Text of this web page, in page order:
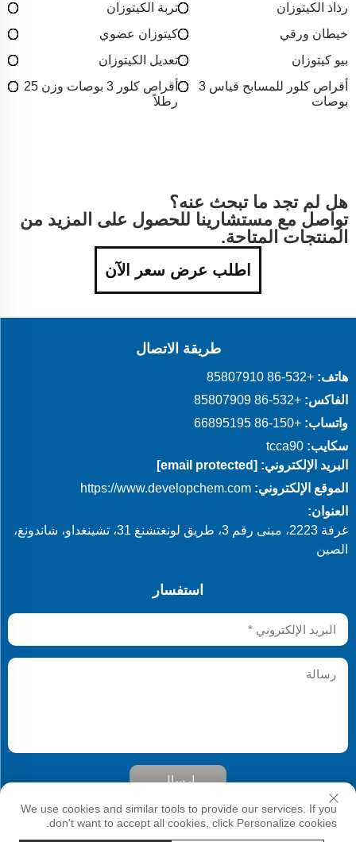
رذاذ الكيتوزان
تربة الكيتوزان
خيطان ورقي
كيتوزان عضوي
بيو كيتوزان
تعديل الكيتوزان
أقراص كلور للمسابح قياس 3
بوصات
أقراص كلور 3 بوصات وزن 25
رطلاً
هل لم تجد ما تبحث عنه؟
تواصل مع مستشارينا للحصول على المزيد من
المنتجات المتاحة.
اطلب عرض سعر الآن
طريقة الاتصال
هاتف: +86-532 85807910
الفاكس: +86-532 85807909
واتساب: +86-150 66895195
سكايب: tcca90
البريد الإلكتروني: [email protected]
الموقع الإلكتروني: https://www.developchem.com
العنوان:
غرفة 2223، مبنى رقم 3، طريق لونغتشنغ 31، تشينغداو، شاندونغ،
الصين
استفسار
إرسال
حقوق النشر © شركة Qingdao Develop Chemistry Co., Ltd. جميع
الحقوق محفوظة
We use cookies and similar tools to provide our services. If you
don't want to accept all cookies, click Personalize cookies.